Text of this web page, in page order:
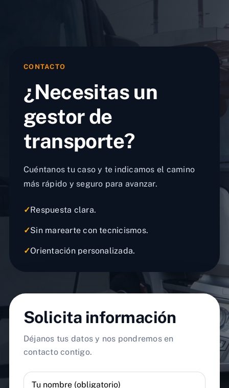
CONTACTO
¿Necesitas un
gestor de
transporte?
Cuéntanos tu caso y te indicamos el camino
más rápido y seguro para avanzar.
✓Respuesta clara.
✓Sin marearte con tecnicismos.
✓Orientación personalizada.
Solicita información
Déjanos tus datos y nos pondremos en
contacto contigo.